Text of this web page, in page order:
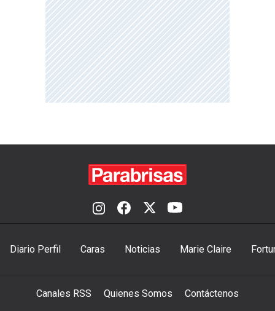
Diario Perfil Caras Noticias Marie Claire
Canales RSS Quienes Somos Contáctenos